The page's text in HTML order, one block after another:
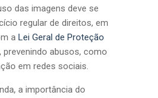
das imagens deve se
regular de direitos, em
a Lei Geral de Proteção
, prevenindo abusos, como
em redes sociais.
a importância do